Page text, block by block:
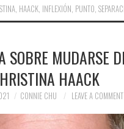
, HAACK, INFLEXIÓN, PUNTO,
MUDARSE
HAACK
CONNIE CHU LEAVE A COMMENT